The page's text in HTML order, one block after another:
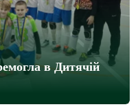
в Дитячій